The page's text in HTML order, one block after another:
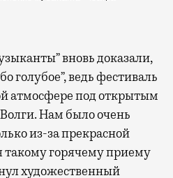
вновь доказали,
голубое”, ведь фестиваль
атмосфере под открытым
Нам было очень
из-за прекрасной
такому горячему приему
художественный